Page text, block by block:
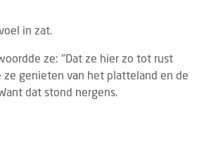
in zat.
ze: "Dat ze hier zo tot rust
ze genieten van het platteland en de
dat stond nergens.